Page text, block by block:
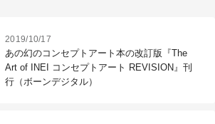
2019/10/17
あの幻のコンセプトアート本の改訂版『The
Art of INEI コンセプトアート REVISION』刊
行（ボーンデジタル）